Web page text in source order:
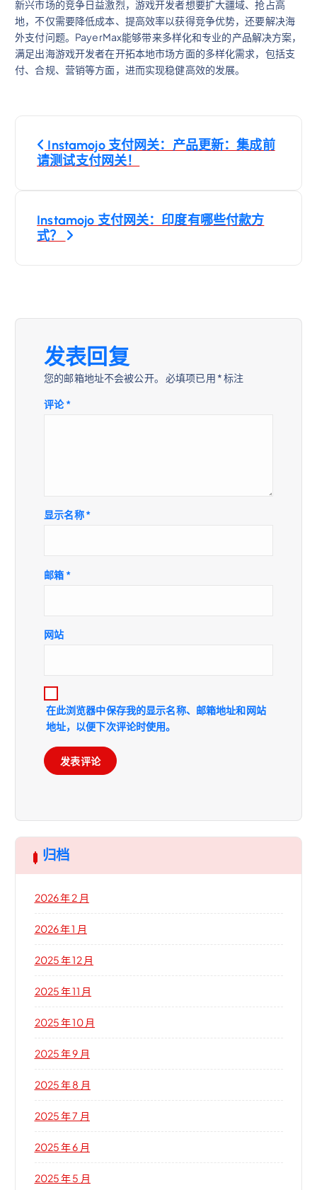
新兴市场的竞争日益激烈，游戏开发者想要扩大疆域、抢占高
地，不仅需要降低成本、提高效率以获得竞争优势，还要解决海
外支付问题。PayerMax能够带来多样化和专业的产品解决方案，
满足出海游戏开发者在开拓本地市场方面的多样化需求，包括支
付、合规、营销等方面，进而实现稳健高效的发展。
文
章
航
Instamojo 支付网关：产品更新：集成前
请测试支付网关！
Instamojo 支付网关：印度有哪些付款方
式？
发表回复
您的邮箱地址不会被公开。 必填项已用 *标注
评论*
显示名称*
邮箱 *
网站
在此浏览器中保存我的显示名称、邮箱地址和网站
地址，以便下次评论时使用。
归档
2026 年 2 月
2026 年 1 月
2025 年 12 月
2025 年 11 月
2025 年 10 月
2025 年 9 月
2025 年 8 月
2025 年 7 月
2025 年 6 月
2025 年 5 月